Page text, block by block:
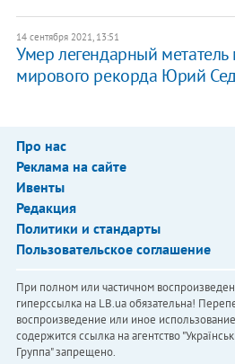
14 сентября 2021, 13:51
Умер легендарный метатель
мирового рекорда Юрий
Про нас
Реклама на сайте
Ивенты
Редакция
Политики и стандарты
Пользовательское соглашение
При полном или частичном
гиперссылка на LB.ua обязательна!
воспроизведение или иное
содержится ссылка на агентство
Группа" запрещено.